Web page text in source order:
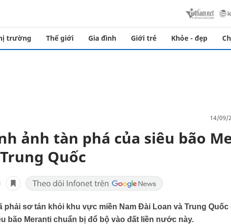
trường Thế giới Gia đình Giới trẻ Khỏe - đẹp
14/09/
ảnh tàn phá của siêu bão
Quốc
phải sơ tán khỏi khu vực miền Nam Đài Loan và Trung
bão Meranti chuẩn bị đổ bộ vào đất liền nước này.